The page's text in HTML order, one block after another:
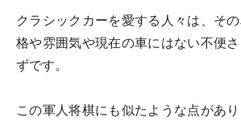
クラシックカーを愛する人々は、そ
格や雰囲気や現在の車にはない不便
ずです。
この軍人将棋にも似たような点があ